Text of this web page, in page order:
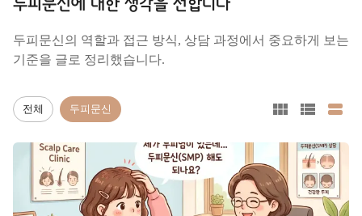
두피문신에 대한 생각을 전합니다
두피문신의 역할과 접근 방식, 상담 과정에서 중요하게 보는
기준을 글로 정리했습니다.
전체 두피문신